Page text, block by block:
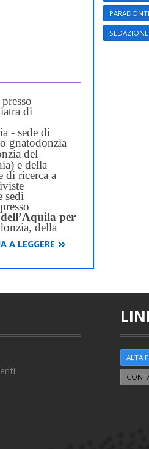
di
- sede di
gnatodonzia
del
e della
di ricerca a
sedi
per
della
ed
A LEGGERE
ALTA